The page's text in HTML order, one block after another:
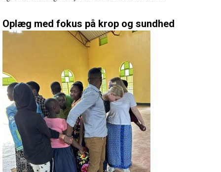
Oplæg med fokus på krop og sundhed